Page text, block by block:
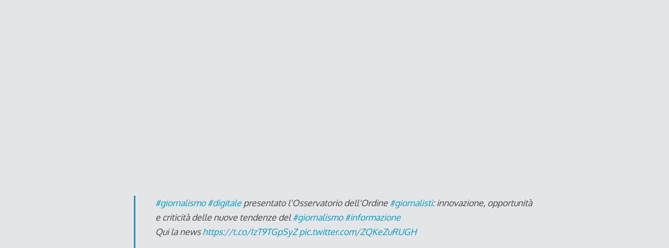
#giornalismo #digitalepresentato l'Osservatorio dell'Ordine#giornalisti: innovazione, opportunità
e criticità delle nuove tendenze del#giornalismo #informazione
Qui la newshttps://t.co/IzT9TGpSyZ pic.twitter.com/ZQKeZuRUGH